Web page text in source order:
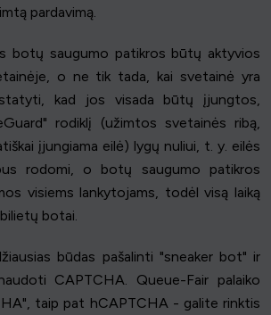
pardavimą.
botų saugumo patikros būtų aktyvios
o ne tik tada, kai svetainė yra
kad jos visada būtų įjungtos,
rodiklį (užimtos svetainės ribą,
įjungiama eilė) lygų nuliui, t. y. eilės
rodomi, o botų saugumo patikros
visiems lankytojams, todėl visą laiką
botai.
būdas pašalinti "sneaker bot" ir
CAPTCHA. Queue-Fair palaiko
taip pat hCAPTCHA - galite rinktis